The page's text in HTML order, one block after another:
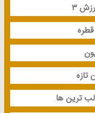
3
تازه
ترین ها